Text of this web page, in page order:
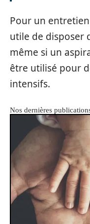
Pour un
utile de disposer
même si un
être utilisé pour
intensifs.
Nos dernières